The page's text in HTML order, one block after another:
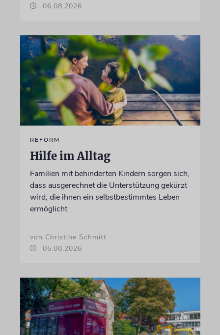
06.08.2026
REFORM
Hilfe im Alltag
Familien mit behinderten Kindern sorgen sich,
dass ausgerechnet die Unterstützung gekürzt
wird, die ihnen ein selbstbestimmtes Leben
ermöglicht
von Christine Schmitt
05.08.2026